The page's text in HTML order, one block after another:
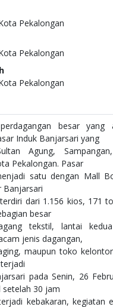
Pekalongan
Pekalongan
Pekalongan
besar
Induk Banjarsari yang
Agung,
Pekalongan. Pasar
satu dengan Mall
Banjarsari
dari 1.156 kios, 171
besar
tekstil, lantai
jenis dagangan,
maupun toko
pada Senin, 26
30 jam
kebakaran, kegiatan